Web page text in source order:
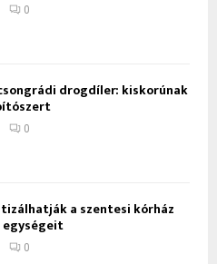
0
drogdíler: kiskorúnak
0
a szentesi kórház
0